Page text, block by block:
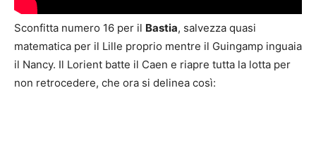
Sconfitta numero 16 per il Bastia, salvezza quasi
matematica per il Lille proprio mentre il Guingamp inguaia
il Nancy. Il Lorient batte il Caen e riapre tutta la lotta per
non retrocedere, che ora si delinea così: